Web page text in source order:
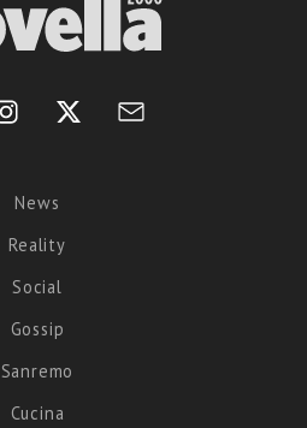
News
Reality
Social
Gossip
Sanremo
Cucina